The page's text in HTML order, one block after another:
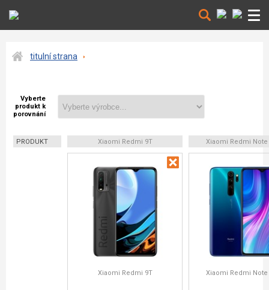
titulní strana
Vyberte
produkt k
porovnání
PRODUKT Xiaomi Redmi 9T Xiaomi Redmi Note
Xiaomi Redmi 9T Xiaomi Redmi Note